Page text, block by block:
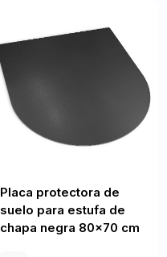
Placa protectora de
suelo para estufa de
chapa negra 80x70 cm